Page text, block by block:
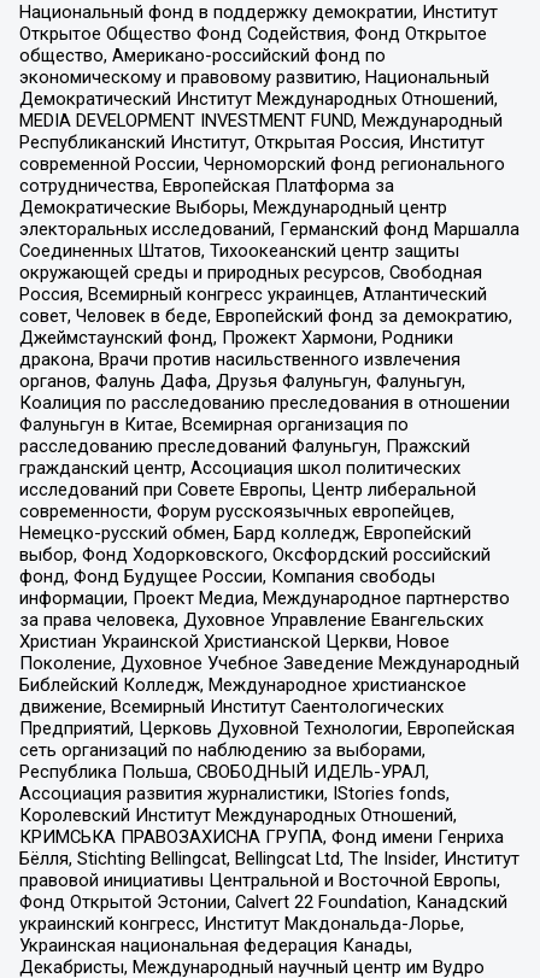
Национальный фонд в поддержку демократии, Институт
Открытое Общество Фонд Содействия, Фонд Открытое
общество, Американо-российский фонд по
экономическому и правовому развитию, Национальный
Демократический Институт Международных Отношений,
MEDIA DEVELOPMENT INVESTMENT FUND, Международный
Республиканский Институт, Открытая Россия, Институт
современной России, Черноморский фонд регионального
сотрудничества, Европейская Платформа за
Демократические Выборы, Международный центр
электоральных исследований, Германский фонд Маршалла
Соединенных Штатов, Тихоокеанский центр защиты
окружающей среды и природных ресурсов, Свободная
Россия, Всемирный конгресс украинцев, Атлантический
совет, Человек в беде, Европейский фонд за демократию,
Джеймстаунский фонд, Прожект Хармони, Родники
дракона, Врачи против насильственного извлечения
органов, Фалунь Дафа, Друзья Фалуньгун, Фалуньгун,
Коалиция по расследованию преследования в отношении
Фалуньгун в Китае, Всемирная организация по
расследованию преследований Фалуньгун, Пражский
гражданский центр, Ассоциация школ политических
исследований при Совете Европы, Центр либеральной
современности, Форум русскоязычных европейцев,
Немецко-русский обмен, Бард колледж, Европейский
выбор, Фонд Ходорковского, Оксфордский российский
фонд, Фонд Будущее России, Компания свободы
информации, Проект Медиа, Международное партнерство
за права человека, Духовное Управление Евангельских
Христиан Украинской Христианской Церкви, Новое
Поколение, Духовное Учебное Заведение Международный
Библейский Колледж, Международное христианское
движение, Всемирный Институт Саентологических
Предприятий, Церковь Духовной Технологии, Европейская
сеть организаций по наблюдению за выборами,
Республика Польша, СВОБОДНЫЙ ИДЕЛЬ-УРАЛ,
Ассоциация развития журналистики, IStories fonds,
Королевский Институт Международных Отношений,
КРИМСЬКА ПРАВОЗАХИСНА ГРУПА, Фонд имени Генриха
Бёлля, Stichting Bellingcat, Bellingcat Ltd, The Insider, Институт
правовой инициативы Центральной и Восточной Европы,
Фонд Открытой Эстонии, Calvert 22 Foundation, Канадский
украинский конгресс, Институт Макдональда-Лорье,
Украинская национальная федерация Канады,
Декабристы, Международный научный центр им Вудро